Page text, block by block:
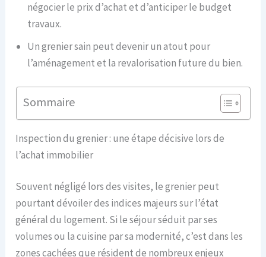
négocier le prix d’achat et d’anticiper le budget
travaux.
Un grenier sain peut devenir un atout pour
l’aménagement et la revalorisation future du bien.
Sommaire
Inspection du grenier : une étape décisive lors de
l’achat immobilier
Souvent négligé lors des visites, le grenier peut
pourtant dévoiler des indices majeurs sur l’état
général du logement. Si le séjour séduit par ses
volumes ou la cuisine par sa modernité, c’est dans les
zones cachées que résident de nombreux enjeux